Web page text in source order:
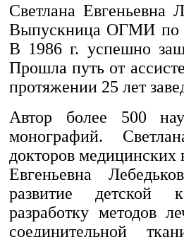
Светлана Евгеньевна
Выпускница ОГМИ по
В 1986 г. успешно
Прошла путь от
протяжении 25 лет
Автор более 500
монографий.
докторов медицинских
Евгеньевна
развитие детской
разработку методов
соединительной